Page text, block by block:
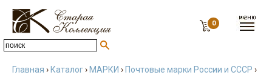
0
Главная › Каталог› МАРКИ › Почтовые марки России и СССР ›